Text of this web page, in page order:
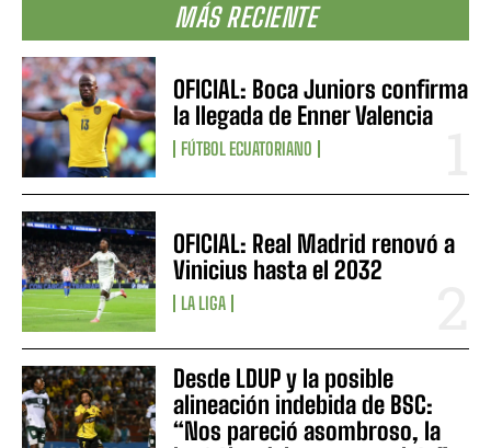
MÁS RECIENTE
OFICIAL: Boca Juniors confirma
la llegada de Enner Valencia
FÚTBOL ECUATORIANO
OFICIAL: Real Madrid renovó a
Vinicius hasta el 2032
LA LIGA
Desde LDUP y la posible
alineación indebida de BSC:
“Nos pareció asombroso, la